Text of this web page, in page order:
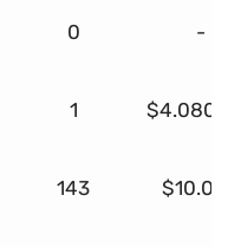
0 -
1
143 $10.000